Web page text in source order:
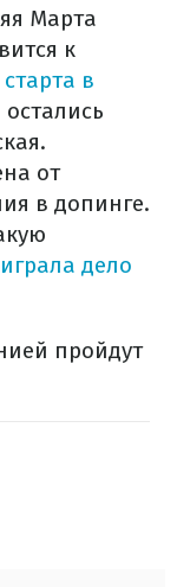
Марта
к
в
от
в допинге.
дело
пройдут